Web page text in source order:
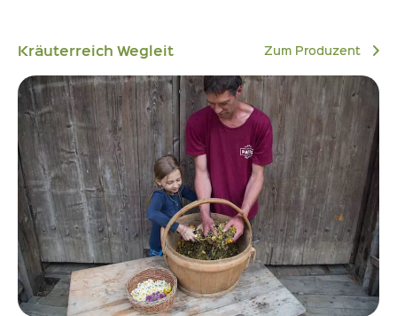
Kräuterreich Wegleit Zum Produzent